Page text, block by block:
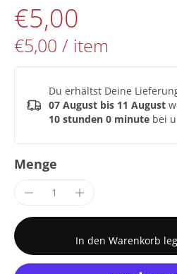
€5,00
€5,00 / item
Du erhältst Deine
07 August bis 11 August
10 stunden 0 minute bei
Menge
In den Warenkorb